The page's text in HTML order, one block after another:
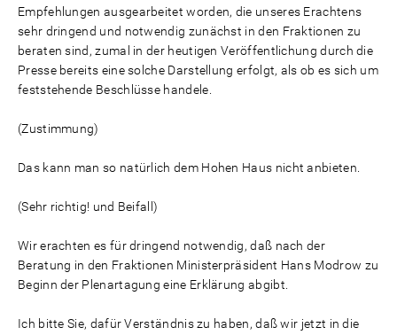
Empfehlungen ausgearbeitet worden, die unseres Erachtens
sehr dringend und notwendig zunächst in den Fraktionen zu
beraten sind, zumal in der heutigen Veröffentlichung durch die
Presse bereits eine solche Darstellung erfolgt, als ob es sich um
feststehende Beschlüsse handele.
(Zustimmung)
Das kann man so natürlich dem Hohen Haus nicht anbieten.
(Sehr richtig! und Beifall)
Wir erachten es für dringend notwendig, daß nach der
Beratung in den Fraktionen Ministerpräsident Hans Modrow zu
Beginn der Plenartagung eine Erklärung abgibt.
Ich bitte Sie, dafür Verständnis zu haben, daß wir jetzt in die